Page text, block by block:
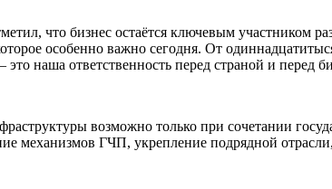
что бизнес остаётся ключевым участником
особенно важно сегодня. От
наша ответственность перед страной и перед
возможно только при сочетании
механизмов ГЧП, укрепление подрядной